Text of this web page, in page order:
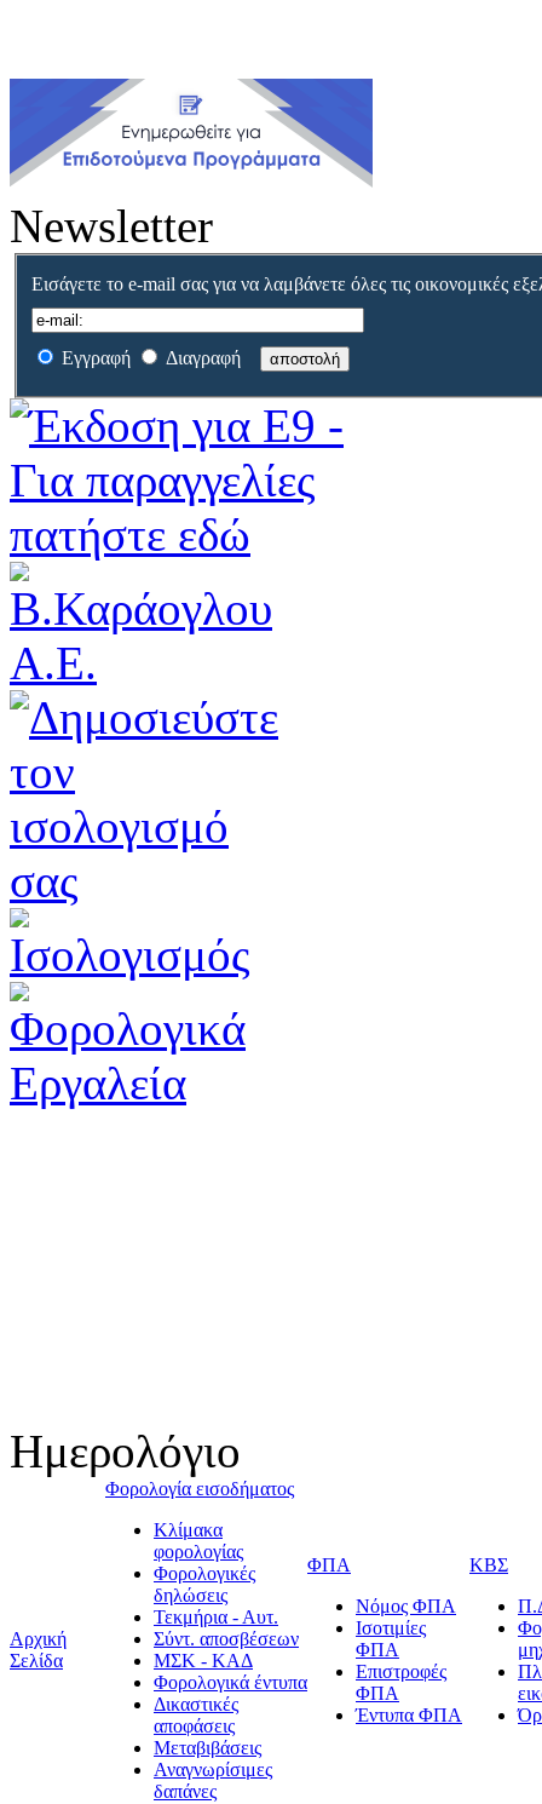
Newsletter
Εισάγετε το e-mail σας για να λαμβάνετε όλες τις οικονομικές
Εγγραφή Διαγραφή αποστολή
Ημερολόγιο
Αρχική
Σελίδα
Φορολογία εισοδήματος
Κλίμακα
φορολογίας
Φορολογικές
δηλώσεις
Τεκμήρια - Αυτ.
Σύντ. αποσβέσεων
ΜΣΚ - ΚΑΔ
Φορολογικά έντυπα
Δικαστικές
αποφάσεις
Μεταβιβάσεις
Αναγνωρίσιμες
δαπάνες
ΦΠΑ
Νόμος ΦΠΑ
Ισοτιμίες
ΦΠΑ
Επιστροφές
ΦΠΑ
Έντυπα ΦΠΑ
ΚΒΣ